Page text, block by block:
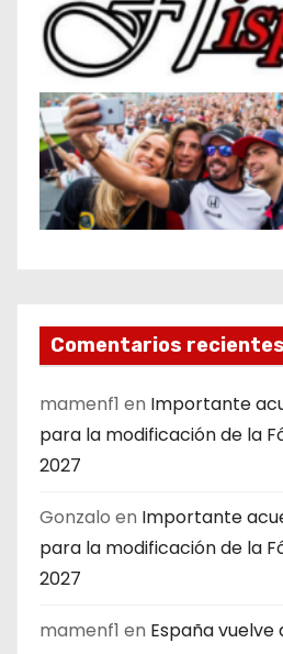
Comentarios recientes
mamenf1 en Importante
para la modificación de la
2027
Gonzalo en Importante
para la modificación de la
2027
mamenf1 en España vuelve